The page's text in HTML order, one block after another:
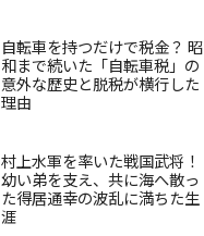
自転車を持つだけで税金？ 昭
和まで続いた「自転車税」の
意外な歴史と脱税が横行した
理由
村上水軍を率いた戦国武将！
幼い弟を支え、共に海へ散っ
た得居通幸の波乱に満ちた生
涯